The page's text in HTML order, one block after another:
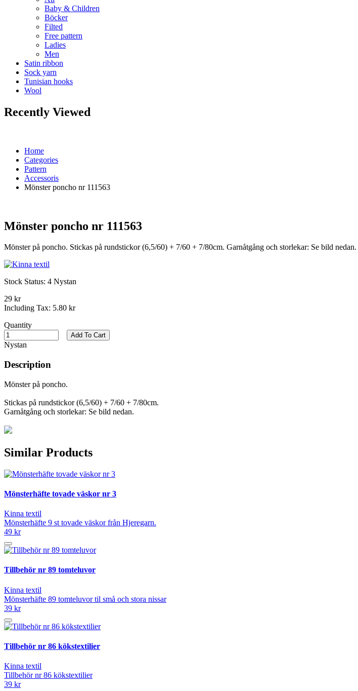
Baby & Children
Böcker
Filted
Free pattern
Ladies
Men
Satin ribbon
Sock yarn
Tunisian hooks
Wool
Recently Viewed
Home
Categories
Pattern
Accessoris
Mönster poncho nr 111563
Mönster poncho nr 111563
Mönster på poncho. Stickas på rundstickor (6,5/60) + 7/60 + 7/80cm. Garnåtgång och storlekar: Se bild nedan.
Stock Status: 4 Nystan
29 kr
Including Tax: 5.80 kr
Quantity
Nystan
Add To Cart
Description
Mönster på poncho.
Stickas på rundstickor (6,5/60) + 7/60 + 7/80cm.
Garnåtgång och storlekar: Se bild nedan.
Similar Products
Mönsterhäfte tovade väskor nr 3
Kinna textil
Mönsterhäfte 9 st tovade väskor från Hjeregarn.
49 kr
Tillbehör nr 89 tomteluvor
Kinna textil
Mönsterhäfte 89 tomteluvor til små och stora nissar
39 kr
Tillbehör nr 86 kökstextilier
Kinna textil
Tillbehör nr 86 kökstextilier
39 kr